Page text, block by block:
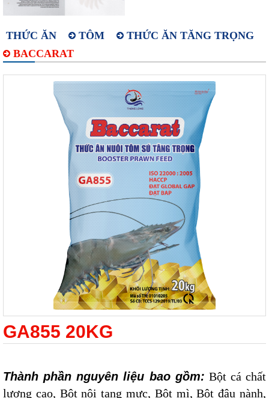
THỨC ĂN TÔM
THỨC ĂN TĂNG TRỌNG
BACCARAT
GA855 20KG
Thành phần nguyên liệu bao gồm: Bột cá chất
lượng cao, Bột nội tạng mực, Bột mì, Bột đậu nành,